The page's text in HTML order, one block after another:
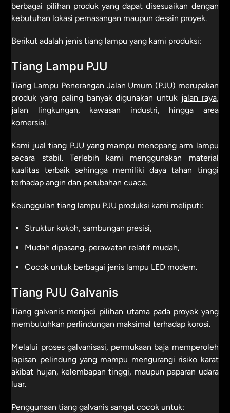
berbagai pilihan produk yang dapat disesuaikan dengan
kebutuhan lokasi pemasangan maupun desain proyek.
Berikut adalah jenis tiang lampu yang kami produksi:
Tiang Lampu PJU
Tiang Lampu Penerangan Jalan Umum (PJU) merupakan
produk yang paling banyak digunakan untuk jalan raya,
jalan lingkungan, kawasan industri, hingga area
komersial.
Kami jual tiang PJU yang mampu menopang arm lampu
secara stabil. Terlebih kami menggunakan material
kualitas terbaik sehingga memiliki daya tahan tinggi
terhadap angin dan perubahan cuaca.
Keunggulan tiang lampu PJU produksi kami meliputi:
Struktur kokoh, sambungan presisi,
Mudah dipasang, perawatan relatif mudah,
Cocok untuk berbagai jenis lampu LED modern.
Tiang PJU Galvanis
Tiang galvanis menjadi pilihan utama pada proyek yang
membutuhkan perlindungan maksimal terhadap korosi.
Melalui proses galvanisasi, permukaan baja memperoleh
lapisan pelindung yang mampu mengurangi risiko karat
akibat hujan, kelembapan tinggi, maupun paparan udara
luar.
Penggunaan tiang galvanis sangat cocok untuk: